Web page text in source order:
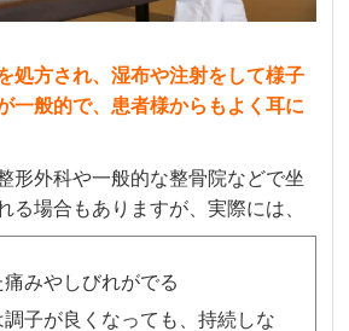
処方され、湿布や注射をして様子
一般的で、患者様からもよく耳に
形外科や一般的な整骨院などで坐
る場合もありますが、実際には、
みやしびれがでる
調子が良くなっても、持続しな